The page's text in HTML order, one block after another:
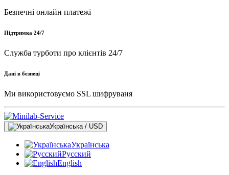
Безпечні онлайн платежі
Підтримка 24/7
Служба турботи про клієнтів 24/7
Дані в безпеці
Ми використовуємо SSL шифруваня
Українська / USD
Українська
Русский
English